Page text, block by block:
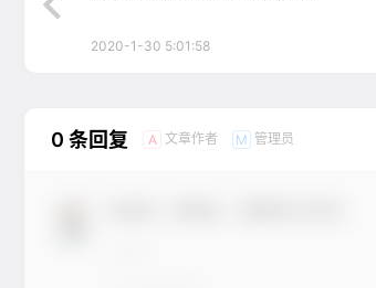
2020-1-30 5:01:58
0 条回复 A 文章作者 M 管理员